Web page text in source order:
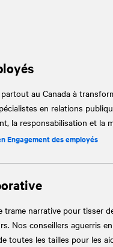
au Canada à
en relations
la responsabilisation et la
Engagement des employés
narrative pour tisser
Nos conseillers aguerris
toutes les tailles pour les